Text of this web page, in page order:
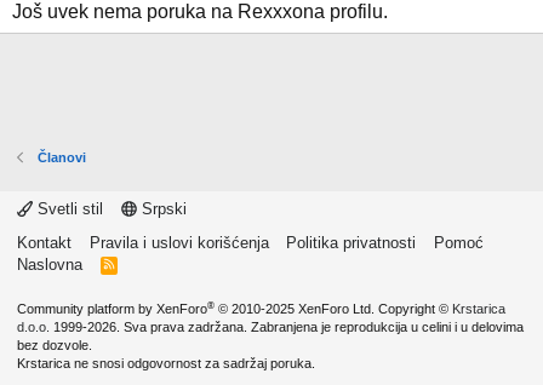
Još uvek nema poruka na Rexxxona profilu.
Članovi
Svetli stil
Srpski
Kontakt
Pravila i uslovi korišćenja Politika privatnosti
Pomoć
Naslovna
R
Community platform by XenForo® © 2010-2025 XenForo Ltd. Copyright © Krstarica
d.o.o. 1999-2026. Sva prava zadržana. Zabranjena je reprodukcija u celini i u delovima
bez dozvole.
Krstarica ne snosi odgovornost za sadržaj poruka.